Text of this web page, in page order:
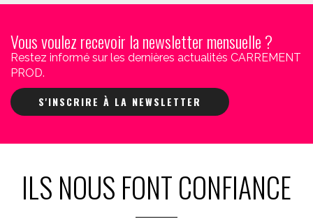
Vous voulez recevoir la newsletter mensuelle ?
Restez informé sur les dernières actualités CARREMENT
PROD.
S'INSCRIRE À LA NEWSLETTER
ILS NOUS FONT CONFIANCE